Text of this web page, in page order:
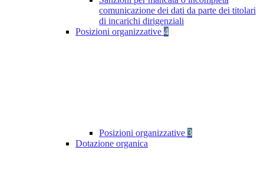
comunicazione dei dati da parte dei titolari
di incarichi dirigenziali
Posizioni organizzative 4
Posizioni organizzative 3
Dotazione organica